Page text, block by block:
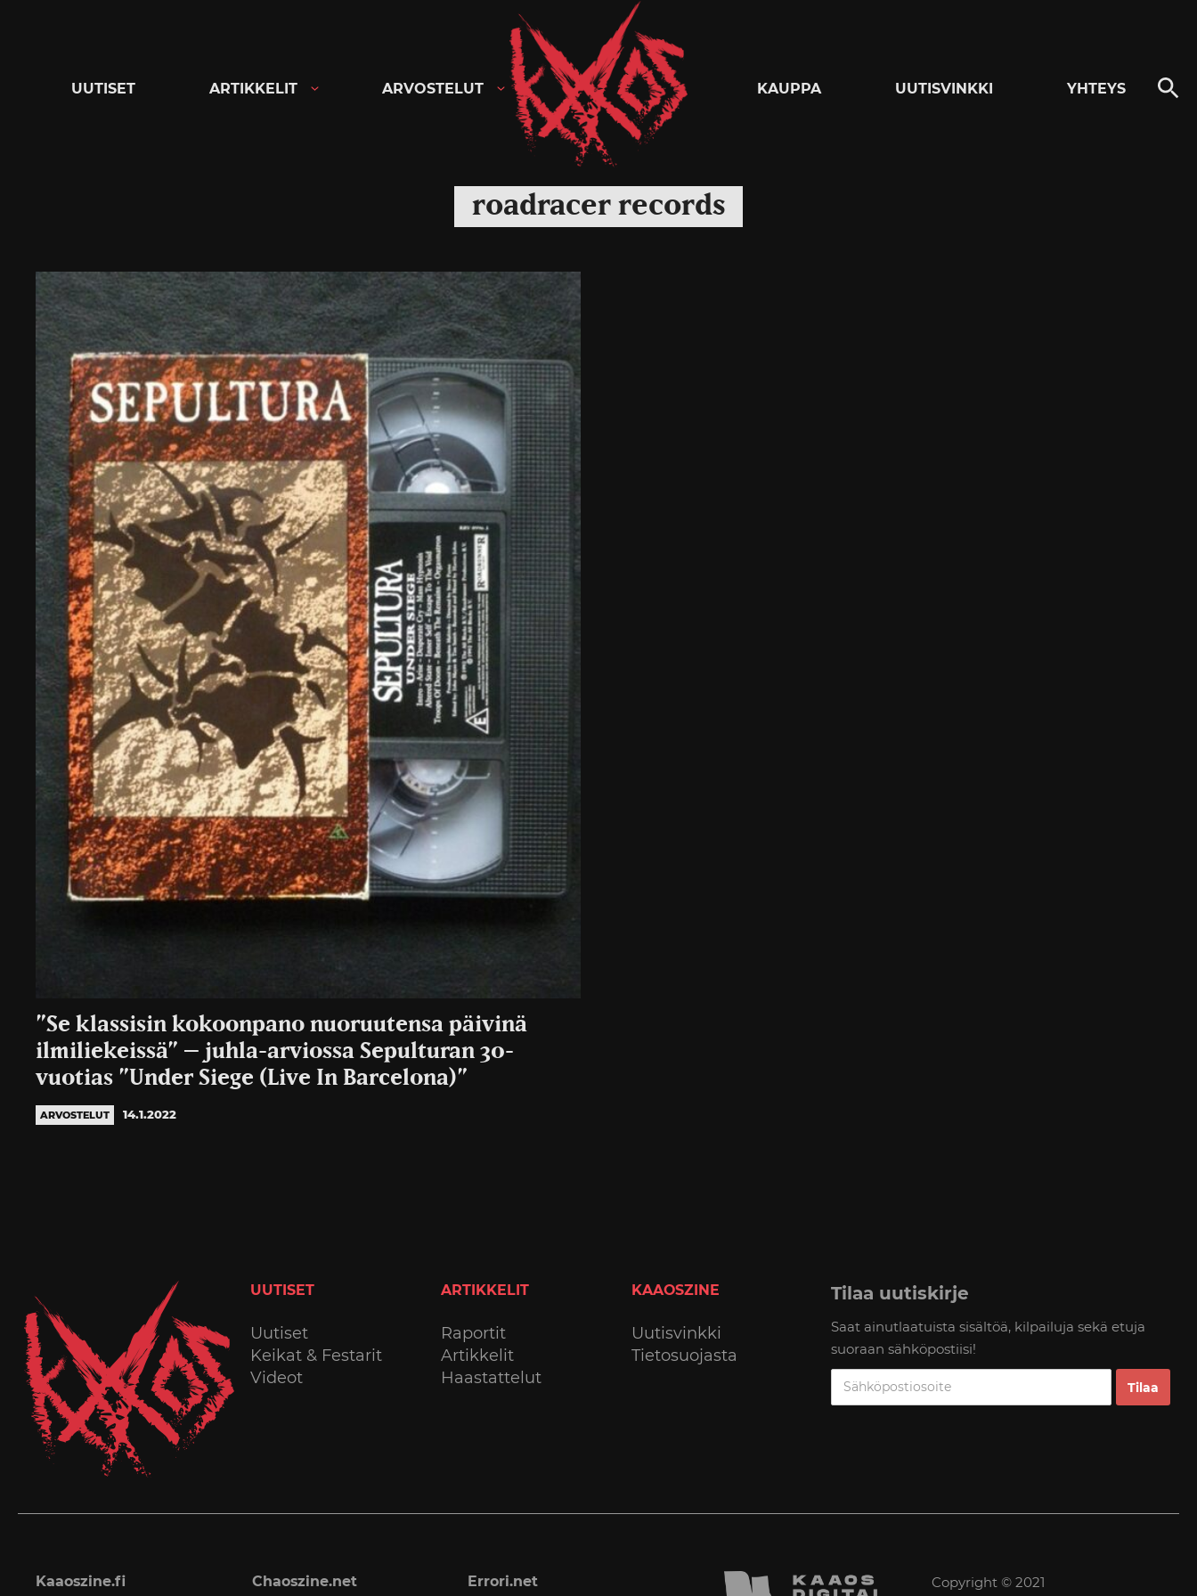
Kaaoszine
UUTISET ARTIKKELIT ARVOSTELUT KAUPPA UUTISVINKKI YHTEYS
roadracer records
”Se klassisin kokoonpano nuoruutensa päivinä
ilmiliekeissä” – juhla-arviossa Sepulturan 30-
vuotias ”Under Siege (Live In Barcelona)”
ARVOSTELUT 14.1.2022
UUTISET
Uutiset
Keikat & Festarit
Videot
ARTIKKELIT
Raportit
Artikkelit
Haastattelut
KAAOSZINE
Uutisvinkki
Tietosuojasta
Tilaa uutiskirje
Saat ainutlaatuista sisältöä, kilpailuja sekä etuja
suoraan sähköpostiisi!
Kaaoszine.fi Chaoszine.net Errori.net Copyright © 2021